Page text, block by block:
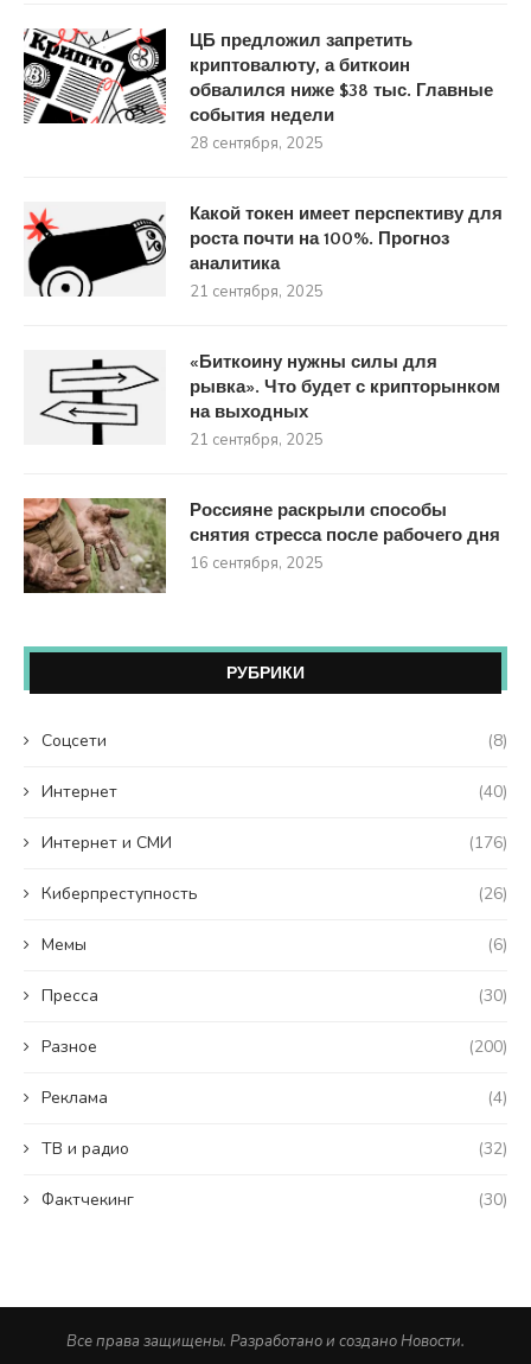
ЦБ предложил запретить
криптовалюту, а биткоин
обвалился ниже $38 тыс. Главные
события недели
28 сентября, 2025
Какой токен имеет перспективу для
роста почти на 100%. Прогноз
аналитика
21 сентября, 2025
«Биткоину нужны силы для
рывка». Что будет с крипторынком
на выходных
21 сентября, 2025
Россияне раскрыли способы
снятия стресса после рабочего дня
16 сентября, 2025
РУБРИКИ
Coцсети (8)
Интернет (40)
Интернет и СМИ (176)
Киберпреступность (26)
Мемы (6)
Пресса (30)
Разное (200)
Реклама (4)
ТВ и радио (32)
Фактчекинг (30)
Все права защищены. Разработано и создано Новости.